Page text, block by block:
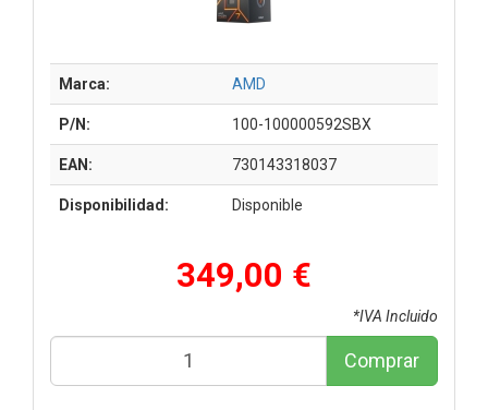
Marca: AMD
P/N: 100-100000592SBX
EAN: 730143318037
Disponibilidad: Disponible
349,00 €
*IVA Incluido
Comprar